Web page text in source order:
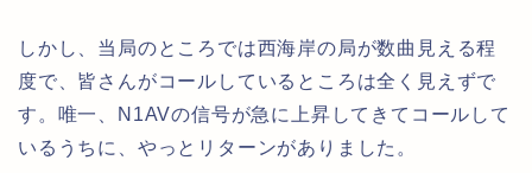
しかし、当局のところでは西海岸の局が数曲見える程
度で、皆さんがコールしているところは全く見えずで
す。唯一、N1AVの信号が急に上昇してきてコールして
いるうちに、やっとリターンがありました。